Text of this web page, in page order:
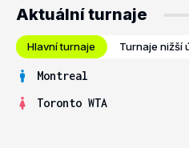
Aktuální turnaje
Hlavní turnaje Turnaje nižší
Montreal
Toronto WTA